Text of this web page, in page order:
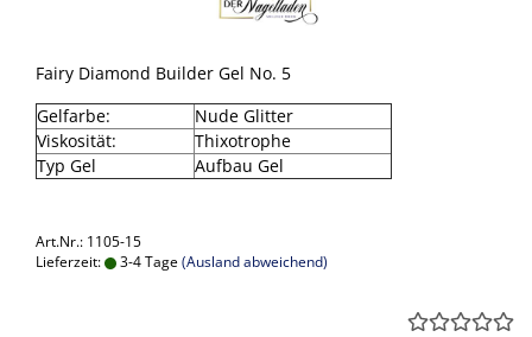
Fairy Diamond Builder Gel No. 5
Gelfarbe:
Nude Glitter
Viskosität:
Thixotrophe
Typ Gel
Aufbau Gel
Art.Nr.: 1105-15
Lieferzeit:
3-4 Tage(Ausland abweichend)